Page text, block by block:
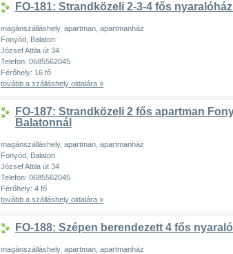
FO-181: Strandközeli 2-3-4 fős
magánszálláshely, apartman, apartmanház
Fonyód, Balaton
József Attila út 34
Telefon: 0685562045
Férőhely: 16 fő
tovább a szálláshely oldalára »
FO-187: Strandközeli 2 fős apartman
Balatonnál
magánszálláshely, apartman, apartmanház
Fonyód, Balaton
József Attila út 34
Telefon: 0685562045
Férőhely: 4 fő
tovább a szálláshely oldalára »
FO-188: Szépen berendezett 4 fős
magánszálláshely, apartman, apartmanház